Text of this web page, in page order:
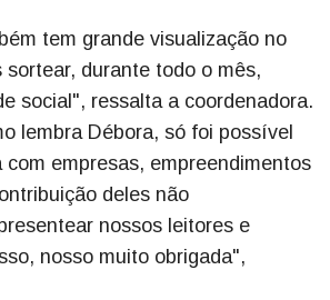
tem grande visualização no
sortear, durante todo o mês,
social", ressalta a coordenadora.
lembra Débora, só foi possível
com empresas, empreendimentos
deles não
nossos leitores e
nosso muito obrigada",